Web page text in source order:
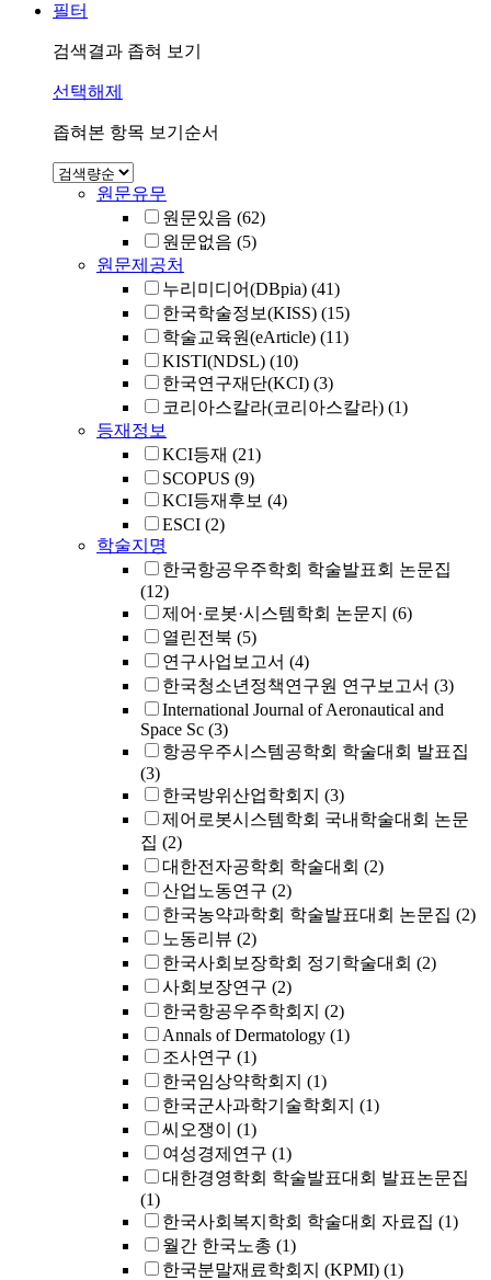
필터
검색결과 좁혀 보기
선택해제
좁혀본 항목 보기순서
원문유무
원문있음 (62)
원문없음 (5)
원문제공처
누리미디어(DBpia) (41)
한국학술정보(KISS) (15)
학술교육원(eArticle) (11)
KISTI(NDSL) (10)
한국연구재단(KCI) (3)
코리아스칼라(코리아스칼라) (1)
등재정보
KCI등재 (21)
SCOPUS (9)
KCI등재후보 (4)
ESCI (2)
학술지명
한국항공우주학회 학술발표회 논문집
(12)
제어·로봇·시스템학회 논문지 (6)
열린전북 (5)
연구사업보고서 (4)
한국청소년정책연구원 연구보고서 (3)
International Journal of Aeronautical and
Space Sc (3)
항공우주시스템공학회 학술대회 발표집
(3)
한국방위산업학회지 (3)
제어로봇시스템학회 국내학술대회 논문
집 (2)
대한전자공학회 학술대회 (2)
산업노동연구 (2)
한국농약과학회 학술발표대회 논문집 (2)
노동리뷰 (2)
한국사회보장학회 정기학술대회 (2)
사회보장연구 (2)
한국항공우주학회지 (2)
Annals of Dermatology (1)
조사연구 (1)
한국임상약학회지 (1)
한국군사과학기술학회지 (1)
씨오쟁이
(1)
여성경제연구 (1)
대한경영학회 학술발표대회 발표논문집
(1)
한국사회복지학회 학술대회 자료집 (1)
월간 한국노총 (1)
한국분말재료학회지 (KPMI) (1)